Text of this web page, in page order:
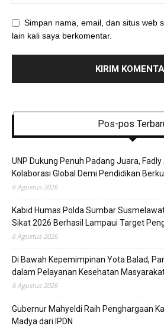
Simpan nama, email, dan situs web
lain kali saya berkomentar.
Pos-pos
UNP Dukung Penuh Padang Juara,
Kolaborasi Global Demi Pendidikan
6 Agustus 2026
Kabid Humas Polda Sumbar
Sikat 2026 Berhasil Lampaui Target
6 Agustus 2026
Di Bawah Kepemimpinan Yota Balad,
dalam Pelayanan Kesehatan
6 Agustus 2026
Gubernur Mahyeldi Raih Penghargaan
Madya dari IPDN